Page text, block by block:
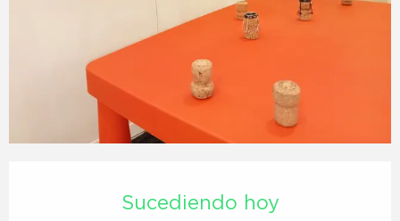
Sucediendo hoy